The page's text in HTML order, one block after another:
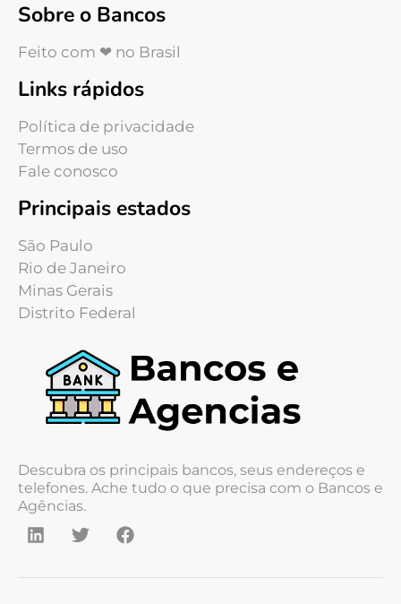
Sobre o Bancos
Feito com ❤ no Brasil
Links rápidos
Política de privacidade
Termos de uso
Fale conosco
Principais estados
São Paulo
Rio de Janeiro
Minas Gerais
Distrito Federal
Descubra os principais bancos, seus endereços e
telefones. Ache tudo o que precisa com o Bancos e
Agências.